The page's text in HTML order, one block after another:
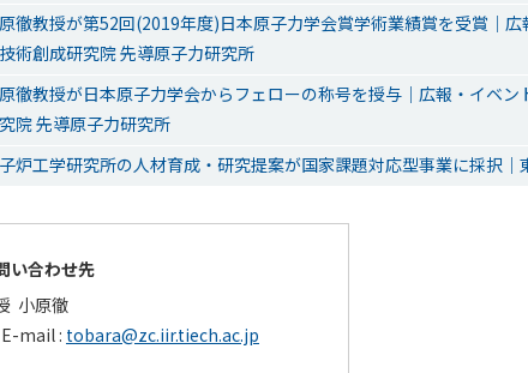
徹教授が第52回(2019年度)日本原子力学会賞学術業績賞を受賞｜
術創成研究院 先導原子力研究所
徹教授が日本原子力学会からフェローの称号を授与｜広報・イベ
院 先導原子力研究所
炉工学研究所の人材育成・研究提案が国家課題対応型事業に採択｜
い合わせ先
小原徹
E-mail : tobara@zc.iir.tiech.ac.jp